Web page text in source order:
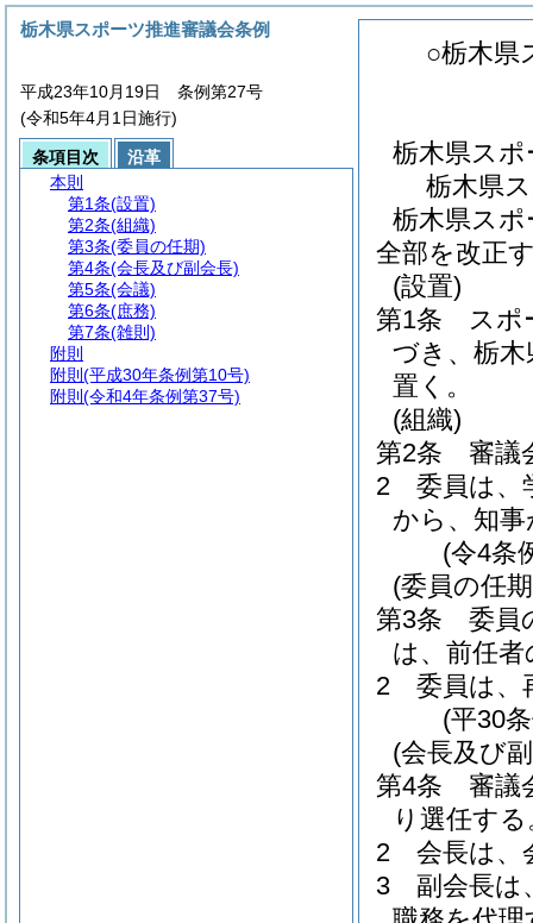
○栃木県
栃木県ス
栃木県
栃木県スポ
全部を改正
(設置)
第1条
スポ
づき、栃
置く。
(組織)
第2条
審議
2
委員は、
から、知
(令4条
(委員の任
第3条
委員
は、前任
2
委員は、
(平30
(会長及び
第4条
審議
り選任する
2
会長は、
3
副会長は
栃木県スポーツ推進審議会条例
平成23年10月19日 条例第27号
(令和5年4月1日施行)
条項目次
沿革
本則
第1条(設置)
第2条(組織)
第3条(委員の任期)
第4条(会長及び副会長)
第5条(会議)
第6条(庶務)
第7条(雑則)
附則
附則 (平成30年条例第10号)
附則 (令和4年条例第37号)